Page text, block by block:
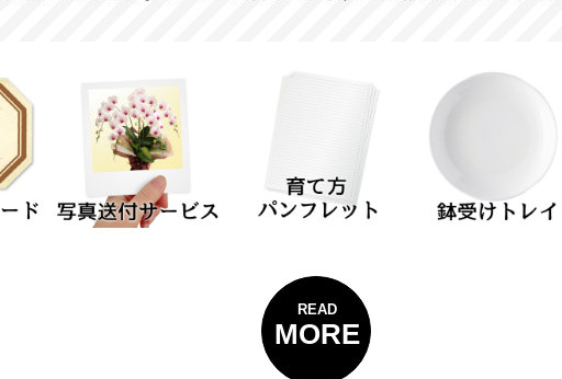
READ
MORE